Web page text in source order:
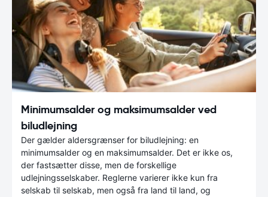
Minimumsalder og maksimumsalder ved
biludlejning
Der gælder aldersgrænser for biludlejning: en
minimumsalder og en maksimumsalder. Det er ikke os,
der fastsætter disse, men de forskellige
udlejningsselskaber. Reglerne varierer ikke kun fra
selskab til selskab, men også fra land til land, og